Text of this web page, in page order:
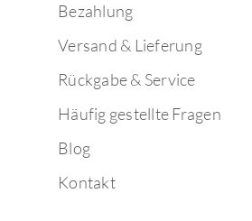
Bezahlung
Versand & Lieferung
Rückgabe & Service
Häufig gestellte Fragen
Blog
Kontakt